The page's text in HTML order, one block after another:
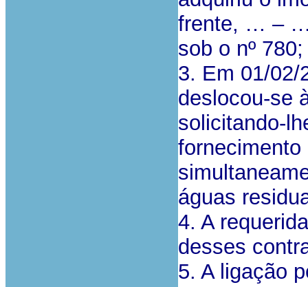
frente, … –
sob o nº 780;
3. Em 01/02/
deslocou-se
solicitando-
águas
4. A
desses
5. A ligação